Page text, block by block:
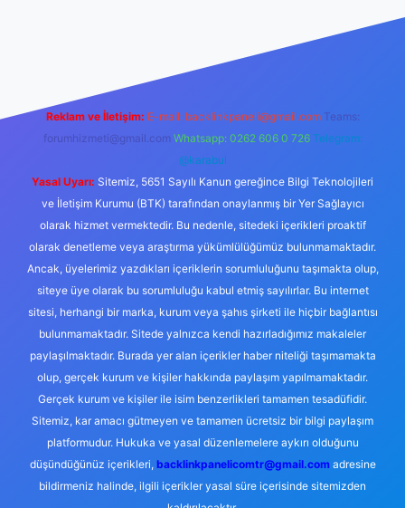
Reklam ve İletişim: E-mail: backlinkpaneli@gmail.com Teams:
forumhizmeti@gmail.com Whatsapp: 0262 606 0 726 Telegram:
@karabul
Yasal Uyarı: Sitemiz, 5651 Sayılı Kanun gereğince Bilgi Teknolojileri
ve İletişim Kurumu (BTK) tarafından onaylanmış bir Yer Sağlayıcı
olarak hizmet vermektedir. Bu nedenle, sitedeki içerikleri proaktif
olarak denetleme veya araştırma yükümlülüğümüz bulunmamaktadır.
Ancak, üyelerimiz yazdıkları içeriklerin sorumluluğunu taşımakta olup,
siteye üye olarak bu sorumluluğu kabul etmiş sayılırlar. Bu internet
sitesi, herhangi bir marka, kurum veya şahıs şirketi ile hiçbir bağlantısı
bulunmamaktadır. Sitede yalnızca kendi hazırladığımız makaleler
paylaşılmaktadır. Burada yer alan içerikler haber niteliği taşımamakta
olup, gerçek kurum ve kişiler hakkında paylaşım yapılmamaktadır.
Gerçek kurum ve kişiler ile isim benzerlikleri tamamen tesadüfidir.
Sitemiz, kar amacı gütmeyen ve tamamen ücretsiz bir bilgi paylaşım
platformudur. Hukuka ve yasal düzenlemelere aykırı olduğunu
düşündüğünüz içerikleri, backlinkpanelicomtr@gmail.comadresine
bildirmeniz halinde, ilgili içerikler yasal süre içerisinde sitemizden